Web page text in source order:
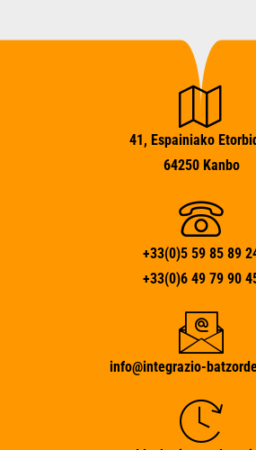
41, Espainiako
64250 Kanbo
+33(0)5 59 85 89
+33(0)6 49 79 90
info@integrazio-